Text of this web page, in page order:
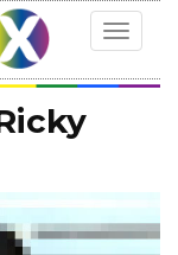
Toggle